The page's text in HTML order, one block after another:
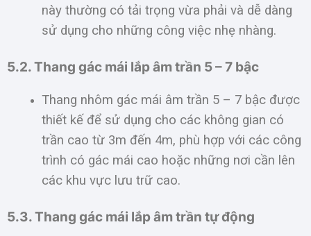
này thường có tải trọng vừa phải và dễ dàng
sử dụng cho những công việc nhẹ nhàng.
5.2. Thang gác mái lắp âm trần 5 – 7 bậc
Thang nhôm gác mái âm trần 5 – 7 bậc được
thiết kế để sử dụng cho các không gian có
trần cao từ 3m đến 4m, phù hợp với các công
trình có gác mái cao hoặc những nơi cần lên
các khu vực lưu trữ cao.
5.3. Thang gác mái lắp âm trần tự động